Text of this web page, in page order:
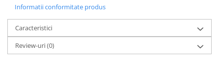
Informatii conformitate produs
Caracteristici
Review-uri(0)